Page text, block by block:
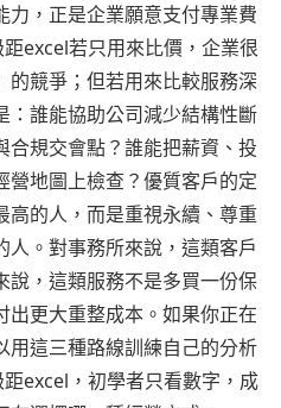
力，正是企業願意支付專業費
excel若只用來比價，企業很
的競爭；但若用來比較服務深
：誰能協助公司減少結構性斷
合規交會點？誰能把薪資、投
地圖上檢查？優質客戶的定
的人，而是重視永續、尊重
。對事務所來說，這類客戶
說，這類服務不是多買一份保
出更大重整成本。如果你正在
用這三種路線訓練自己的分析
excel，初學者只看數字，成